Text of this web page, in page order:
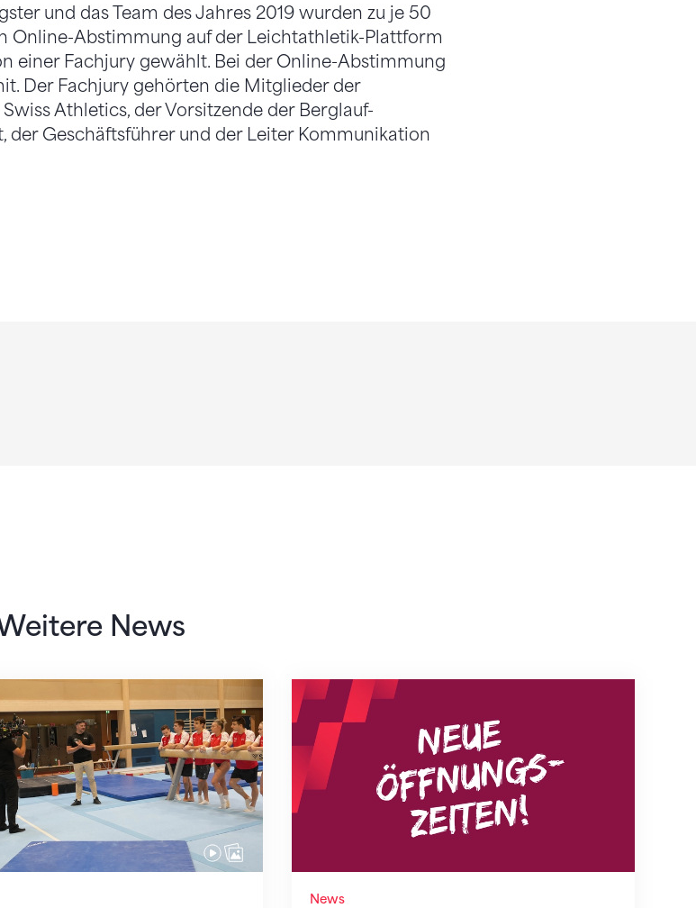
und das Team des Jahres 2019 wurden zu je 50
Online-Abstimmung auf der Leichtathletik-Plattform
einer Fachjury gewählt. Bei der Online-Abstimmung
Der Fachjury gehörten die Mitglieder der
Athletics, der Vorsitzende der Berglauf-
der Geschäftsführer und der Leiter Kommunikation
News
Zielen nach Zagreb
News
Neue Empfangszeiten ab 1. August 2026